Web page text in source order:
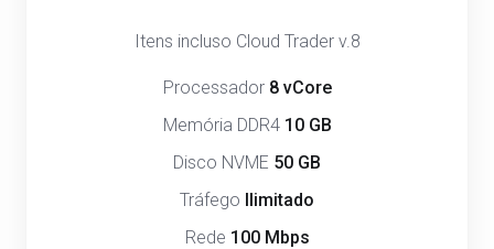
Itens incluso Cloud Trader v.8
Processador 8 vCore
Memória DDR4 10 GB
Disco NVME 50 GB
Tráfego Ilimitado
Rede 100 Mbps